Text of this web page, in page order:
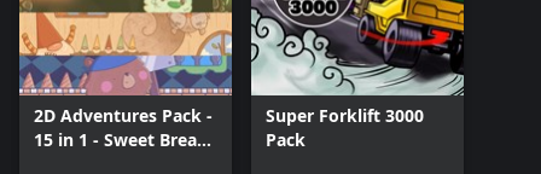
2D Adventures Pack -
15 in 1 - Sweet Bread
Super Forklift 3000
Pack